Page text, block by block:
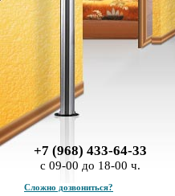
+7 (968) 433-64-33
с 09-00 до 18-00 ч.
Сложно дозвониться?